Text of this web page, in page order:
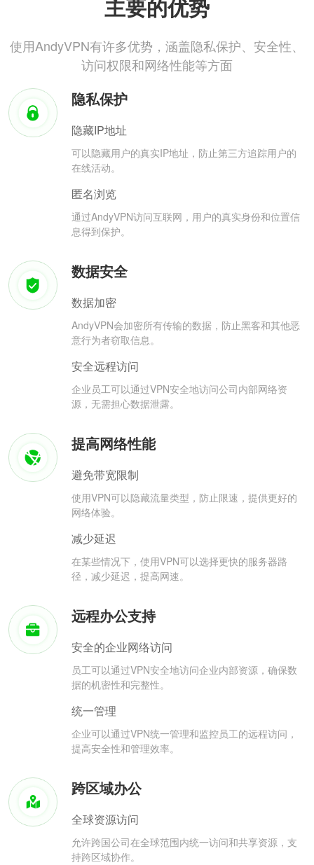
主要的优势
使用AndyVPN有许多优势，涵盖隐私保护、安全性、
访问权限和网络性能等方面
隐私保护
隐藏IP地址
可以隐藏用户的真实IP地址，防止第三方追踪用户的
在线活动。
匿名浏览
通过AndyVPN访问互联网，用户的真实身份和位置信
息得到保护。
数据安全
数据加密
AndyVPN会加密所有传输的数据，防止黑客和其他恶
意行为者窃取信息。
安全远程访问
企业员工可以通过VPN安全地访问公司内部网络资
源，无需担心数据泄露。
提高网络性能
避免带宽限制
使用VPN可以隐藏流量类型，防止限速，提供更好的
网络体验。
减少延迟
在某些情况下，使用VPN可以选择更快的服务器路
径，减少延迟，提高网速。
远程办公支持
安全的企业网络访问
员工可以通过VPN安全地访问企业内部资源，确保数
据的机密性和完整性。
统一管理
企业可以通过VPN统一管理和监控员工的远程访问，
提高安全性和管理效率。
跨区域办公
全球资源访问
允许跨国公司在全球范围内统一访问和共享资源，支
持跨区域协作。